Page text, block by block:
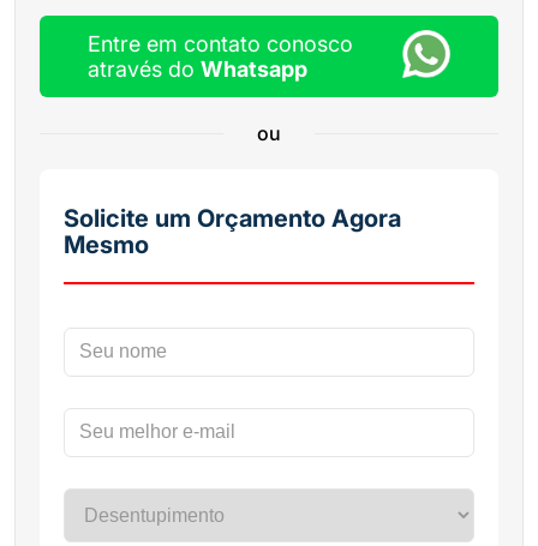
Entre em contato conosco
através do Whatsapp
ou
Solicite um Orçamento Agora
Mesmo